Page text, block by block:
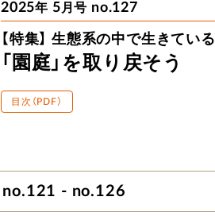
2025年 5 月号 no.127
【特集】 生態系の中で生きている
「園庭」を取り戻そう
目次（PDF）
no.121 - no.126